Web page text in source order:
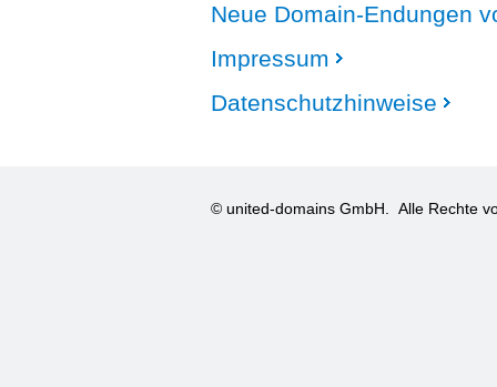
Neue Domain-Endungen
Impressum
Datenschutzhinweise
© united-domains GmbH. Alle Rechte